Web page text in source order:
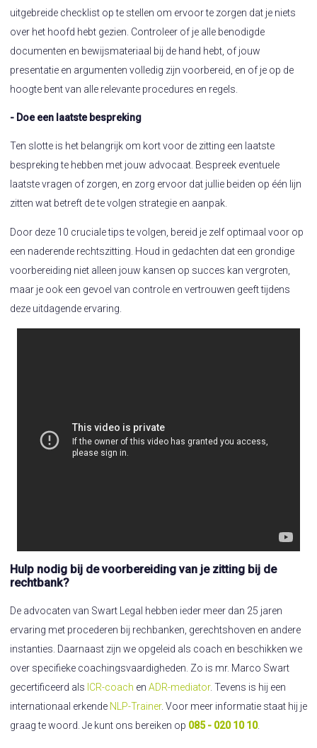
uitgebreide checklist op te stellen om ervoor te zorgen dat je niets
over het hoofd hebt gezien. Controleer of je alle benodigde
documenten en bewijsmateriaal bij de hand hebt, of jouw
presentatie en argumenten volledig zijn voorbereid, en of je op de
hoogte bent van alle relevante procedures en regels.
- Doe een laatste bespreking
Ten slotte is het belangrijk om kort voor de zitting een laatste
bespreking te hebben met jouw advocaat. Bespreek eventuele
laatste vragen of zorgen, en zorg ervoor dat jullie beiden op één lijn
zitten wat betreft de te volgen strategie en aanpak.
Door deze 10 cruciale tips te volgen, bereid je zelf optimaal voor op
een naderende rechtszitting. Houd in gedachten dat een grondige
voorbereiding niet alleen jouw kansen op succes kan vergroten,
maar je ook een gevoel van controle en vertrouwen geeft tijdens
deze uitdagende ervaring.
Hulp nodig bij de voorbereiding van je zitting bij de
rechtbank?
De advocaten van Swart Legal hebben ieder meer dan 25 jaren
ervaring met procederen bij rechbanken, gerechtshoven en andere
instanties. Daarnaast zijn we opgeleid als coach en beschikken we
over specifieke coachingsvaardigheden. Zo is mr. Marco Swart
gecertificeerd als ICR-coach en ADR-mediator. Tevens is hij een
internationaal erkende NLP-Trainer. Voor meer informatie staat hij je
graag te woord. Je kunt ons bereiken op 085 - 020 10 10.